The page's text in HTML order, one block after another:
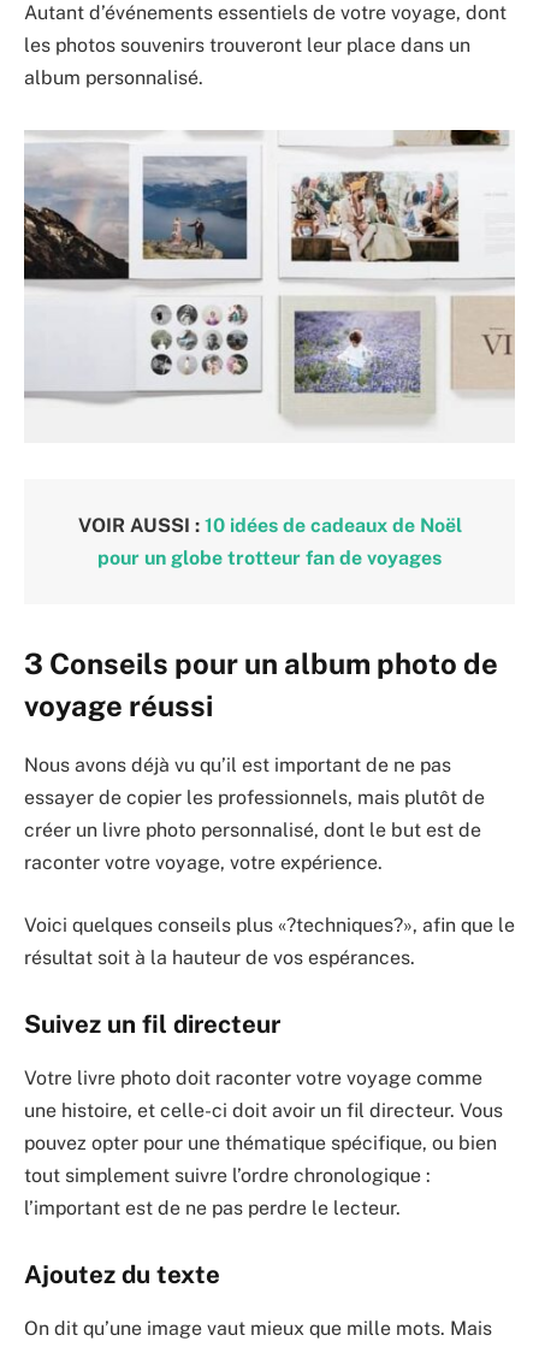
Autant d’événements essentiels de votre voyage, dont
les photos souvenirs trouveront leur place dans un
album personnalisé.
VOIR AUSSI : 10 idées de cadeaux de Noël
pour un globe trotteur fan de voyages
3 Conseils pour un album photo de
voyage réussi
Nous avons déjà vu qu’il est important de ne pas
essayer de copier les professionnels, mais plutôt de
créer un livre photo personnalisé, dont le but est de
raconter votre voyage, votre expérience.
Voici quelques conseils plus «?techniques?», afin que le
résultat soit à la hauteur de vos espérances.
Suivez un fil directeur
Votre livre photo doit raconter votre voyage comme
une histoire, et celle-ci doit avoir un fil directeur. Vous
pouvez opter pour une thématique spécifique, ou bien
tout simplement suivre l’ordre chronologique :
l’important est de ne pas perdre le lecteur.
Ajoutez du texte
On dit qu’une image vaut mieux que mille mots. Mais